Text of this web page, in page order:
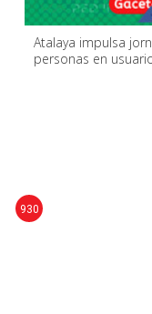
Atalaya impulsa
personas en
930